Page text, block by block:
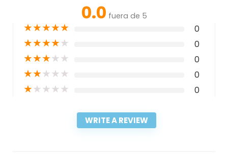
0.0 fuera de 5
★★★★★ 0
★★★★★ 0
★★★★★ 0
★★★★★ 0
★★★★★ 0
WRITE A REVIEW